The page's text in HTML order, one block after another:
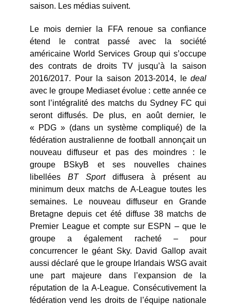
saison. Les médias suivent.
Le mois dernier la FFA renoue sa confiance
étend le contrat passé avec la société
américaine World Services Group qui s’occupe
des contrats de droits TV jusqu’à la saison
2016/2017. Pour la saison 2013-2014, le deal
avec le groupe Mediaset évolue : cette année ce
sont l’intégralité des matchs du Sydney FC qui
seront diffusés. De plus, en août dernier, le
« PDG » (dans un système compliqué) de la
fédération australienne de football annonçait un
nouveau diffuseur et pas des moindres : le
groupe BSkyB et ses nouvelles chaines
libellées BT Sportdiffusera à présent au
minimum deux matchs de A-League toutes les
semaines. Le nouveau diffuseur en Grande
Bretagne depuis cet été diffuse 38 matchs de
Premier League et compte sur ESPN – que le
groupe a également racheté – pour
concurrencer le géant Sky. David Gallop avait
aussi déclaré que le groupe Irlandais WSG avait
une part majeure dans l’expansion de la
réputation de la A-League. Consécutivement la
fédération vend les droits de l’équipe nationale